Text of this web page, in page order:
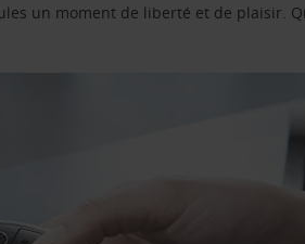
un moment de liberté et de plaisir.